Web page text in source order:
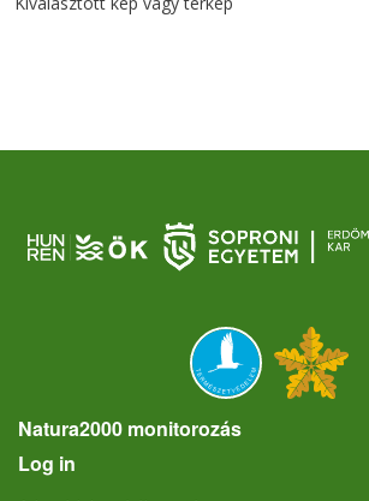
Natura2000 monitorozás
User account menu
Log in